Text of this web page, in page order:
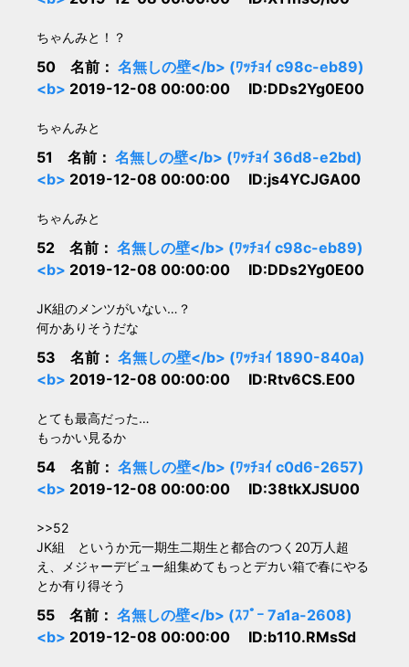
ちゃんみと！？
50 名前： 名無しの壁</b> (ﾜｯﾁｮｲ c98c-eb89)
<b> 2019-12-08 00:00:00 ID:DDs2Yg0E00
ちゃんみと
51 名前： 名無しの壁</b> (ﾜｯﾁｮｲ 36d8-e2bd)
<b> 2019-12-08 00:00:00 ID:js4YCJGA00
ちゃんみと
52 名前： 名無しの壁</b> (ﾜｯﾁｮｲ c98c-eb89)
<b> 2019-12-08 00:00:00 ID:DDs2Yg0E00
JK組のメンツがいない…？
何かありそうだな
53 名前： 名無しの壁</b> (ﾜｯﾁｮｲ 1890-840a)
<b> 2019-12-08 00:00:00 ID:Rtv6CS.E00
とても最高だった…
もっかい見るか
54 名前： 名無しの壁</b> (ﾜｯﾁｮｲ c0d6-2657)
<b> 2019-12-08 00:00:00 ID:38tkXJSU00
>>52
JK組 というか元一期生二期生と都合のつく20万人超
え、メジャーデビュー組集めてもっとデカい箱で春にやる
とか有り得そう
55 名前： 名無しの壁</b> (ｽﾌﾟｰ 7a1a-2608)
<b> 2019-12-08 00:00:00 ID:b110.RMsSd